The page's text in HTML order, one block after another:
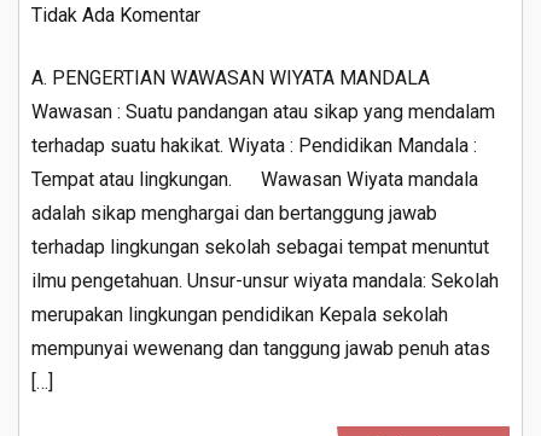
Tidak Ada Komentarpada
WAWASAN
WIYATA
MANDALA
A. PENGERTIAN WAWASAN WIYATA MANDALA
Wawasan : Suatu pandangan atau sikap yang mendalam
terhadap suatu hakikat. Wiyata : Pendidikan Mandala :
Tempat atau lingkungan. Wawasan Wiyata mandala
adalah sikap menghargai dan bertanggung jawab
terhadap lingkungan sekolah sebagai tempat menuntut
ilmu pengetahuan. Unsur-unsur wiyata mandala: Sekolah
merupakan lingkungan pendidikan Kepala sekolah
mempunyai wewenang dan tanggung jawab penuh atas
[…]